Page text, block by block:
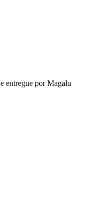
e entregue por Magalu